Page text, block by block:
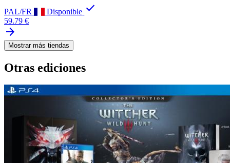
PAL/FR Disponible check
59.79 €
arrow_forward
Mostrar más tiendas
Otras ediciones